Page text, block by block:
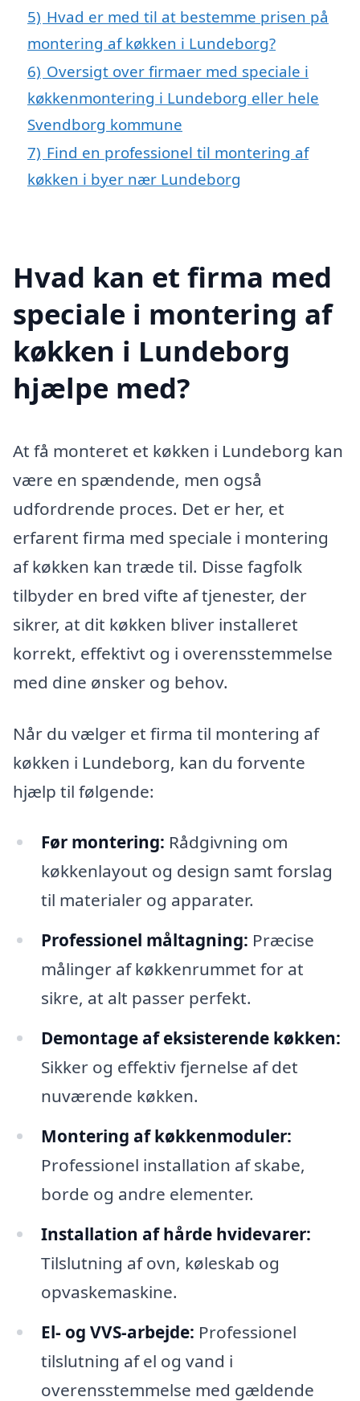
5) Hvad er med til at bestemme prisen på
montering af køkken i Lundeborg?
6) Oversigt over firmaer med speciale i
køkkenmontering i Lundeborg eller hele
Svendborg kommune
7) Find en professionel til montering af
køkken i byer nær Lundeborg
Hvad kan et firma med
speciale i montering af
køkken i Lundeborg
hjælpe med?
At få monteret et køkken i Lundeborg kan
være en spændende, men også
udfordrende proces. Det er her, et
erfarent firma med speciale i montering
af køkken kan træde til. Disse fagfolk
tilbyder en bred vifte af tjenester, der
sikrer, at dit køkken bliver installeret
korrekt, effektivt og i overensstemmelse
med dine ønsker og behov.
Når du vælger et firma til montering af
køkken i Lundeborg, kan du forvente
hjælp til følgende:
Før montering: Rådgivning om
køkkenlayout og design samt forslag
til materialer og apparater.
Professionel måltagning: Præcise
målinger af køkkenrummet for at
sikre, at alt passer perfekt.
Demontage af eksisterende køkken:
Sikker og effektiv fjernelse af det
nuværende køkken.
Montering af køkkenmoduler:
Professionel installation af skabe,
borde og andre elementer.
Installation af hårde hvidevarer:
Tilslutning af ovn, køleskab og
opvaskemaskine.
El- og VVS-arbejde: Professionel
tilslutning af el og vand i
overensstemmelse med gældende